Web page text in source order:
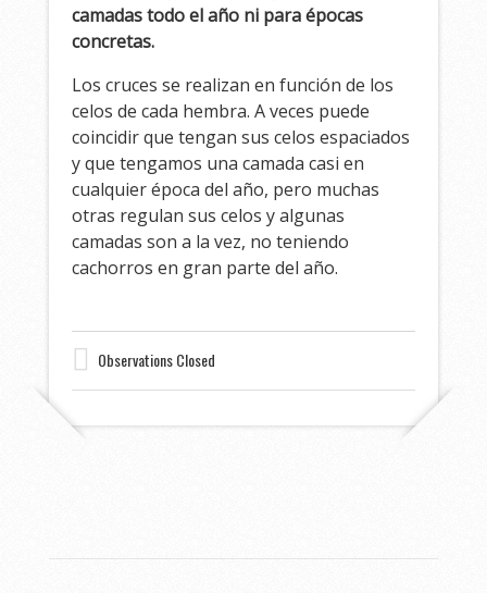
camadas todo el año ni para épocas
concretas.
Los cruces se realizan en función de los
celos de cada hembra. A veces puede
coincidir que tengan sus celos espaciados
y que tengamos una camada casi en
cualquier época del año, pero muchas
otras regulan sus celos y algunas
camadas son a la vez, no teniendo
cachorros en gran parte del año.
Observations Closed